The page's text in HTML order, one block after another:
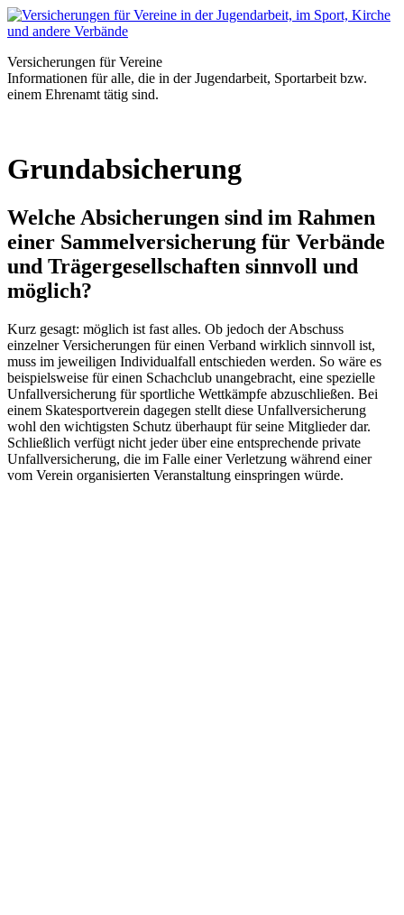
Versicherungen für Vereine
Informationen für alle, die in der Jugendarbeit, Sportarbeit bzw.
einem Ehrenamt tätig sind.
Grundabsicherung
Welche Absicherungen sind im Rahmen
einer Sammelversicherung für Verbände
und Trägergesellschaften sinnvoll und
möglich?
Kurz gesagt: möglich ist fast alles. Ob jedoch der Abschuss
einzelner Versicherungen für einen Verband wirklich sinnvoll ist,
muss im jeweiligen Individualfall entschieden werden. So wäre es
beispielsweise für einen Schachclub unangebracht, eine spezielle
Unfallversicherung für sportliche Wettkämpfe abzuschließen. Bei
einem Skatesportverein dagegen stellt diese Unfallversicherung
wohl den wichtigsten Schutz überhaupt für seine Mitglieder dar.
Schließlich verfügt nicht jeder über eine entsprechende private
Unfallversicherung, die im Falle einer Verletzung während einer
vom Verein organisierten Veranstaltung einspringen würde.